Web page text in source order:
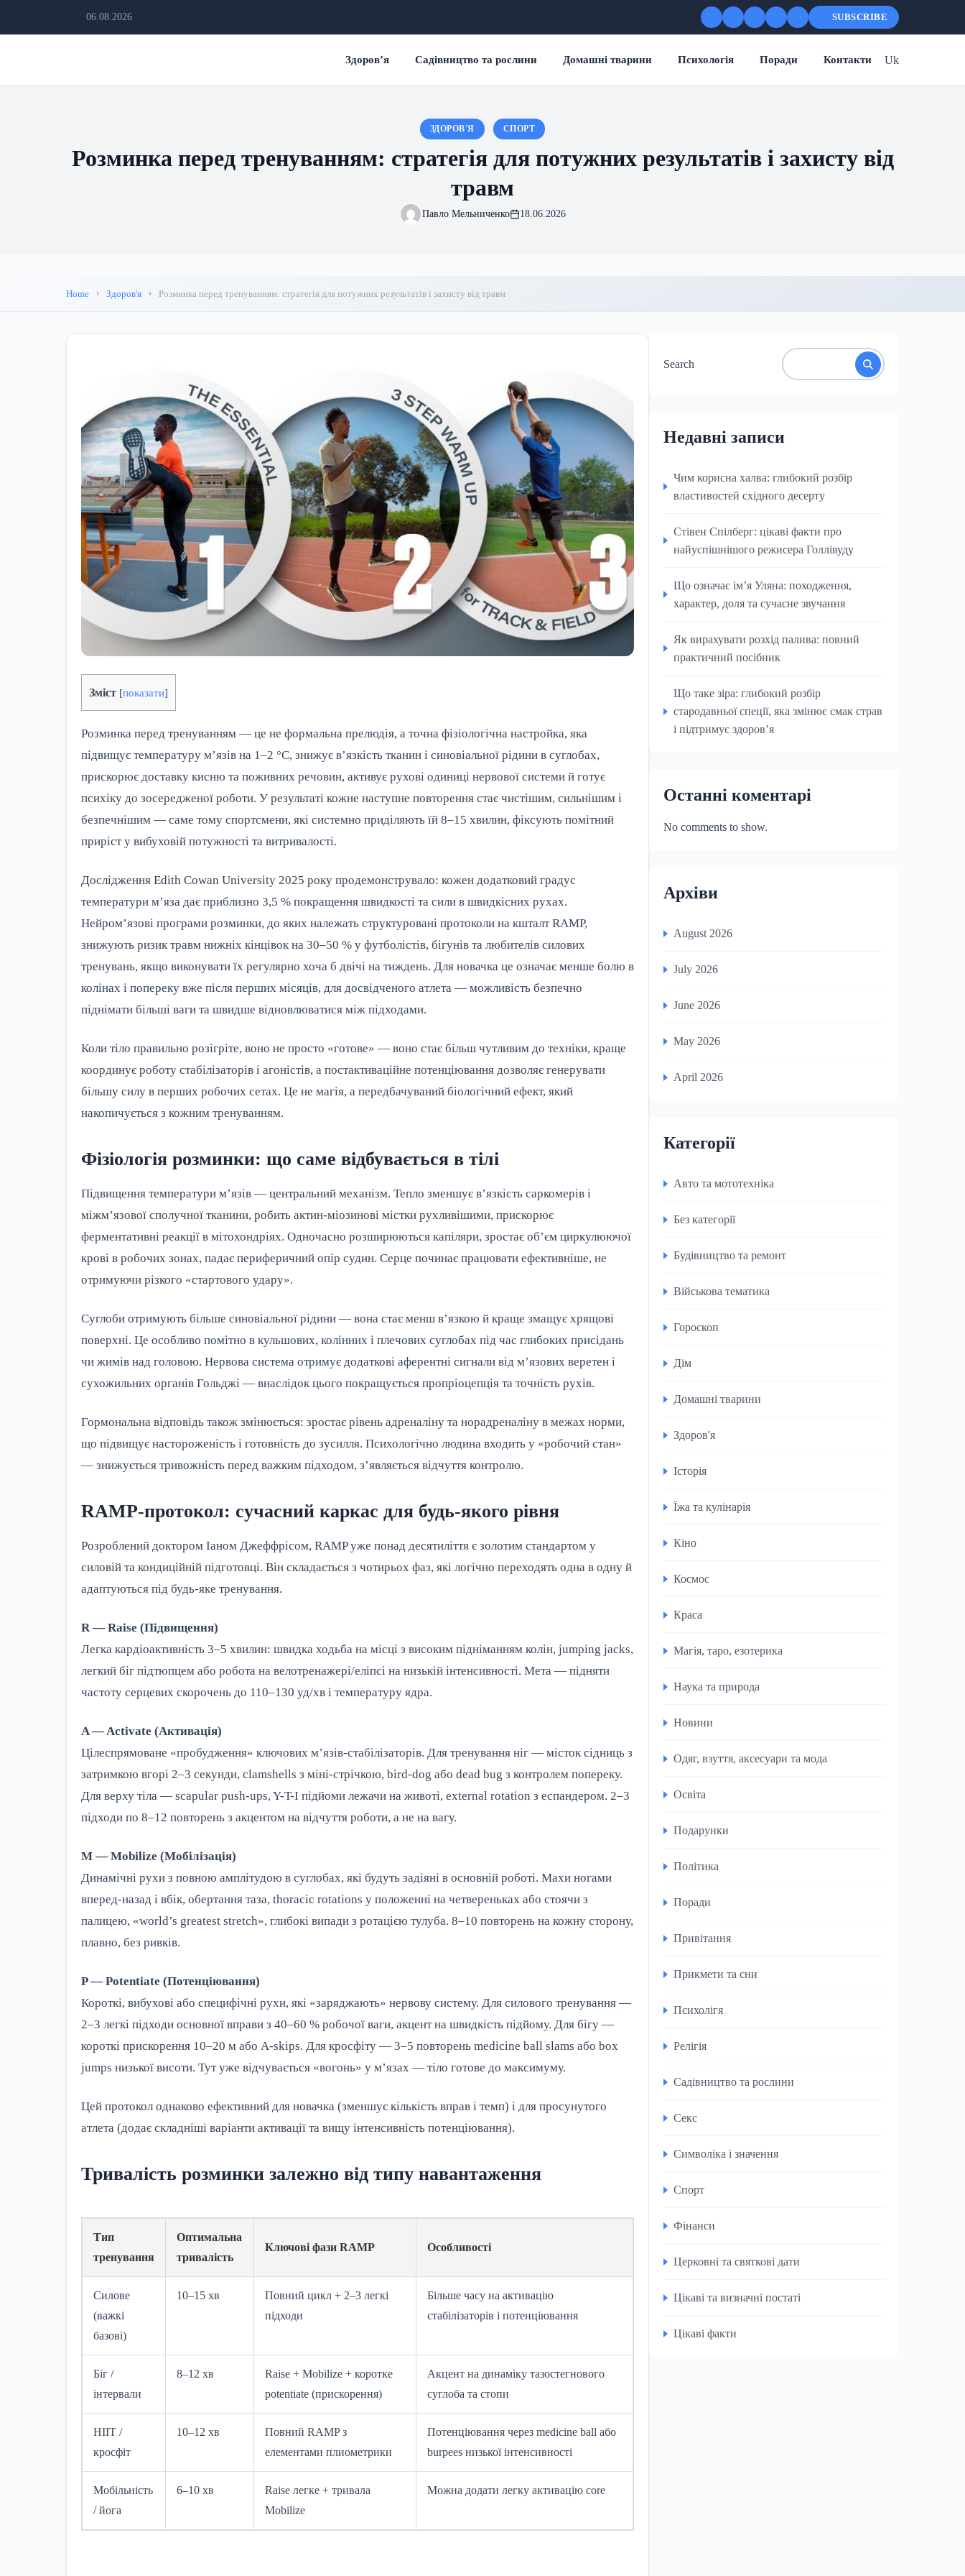
06.08.2026 SUBSCRIBE
Здоров’я Садівництво та рослини Домашні тварини Психологія Поради Контакти Uk
ЗДОРОВ'Я СПОРТ
Розминка перед тренуванням: стратегія для потужних результатів і захисту від
травм
Павло Мельниченко 18.06.2026
Home Здоров'я Розминка перед тренуванням: стратегія для потужних результатів і захисту від травм
Зміст [показати]
Розминка перед тренуванням — це не формальна прелюдія, а точна фізіологічна настройка, яка
підвищує температуру м’язів на 1–2 °C, знижує в’язкість тканин і синовіальної рідини в суглобах,
прискорює доставку кисню та поживних речовин, активує рухові одиниці нервової системи й готує
психіку до зосередженої роботи. У результаті кожне наступне повторення стає чистішим, сильнішим і
безпечнішим — саме тому спортсмени, які системно приділяють їй 8–15 хвилин, фіксують помітний
приріст у вибуховій потужності та витривалості.
Дослідження Edith Cowan University 2025 року продемонструвало: кожен додатковий градус
температури м’яза дає приблизно 3,5 % покращення швидкості та сили в швидкісних рухах.
Нейром’язові програми розминки, до яких належать структуровані протоколи на кшталт RAMP,
знижують ризик травм нижніх кінцівок на 30–50 % у футболістів, бігунів та любителів силових
тренувань, якщо виконувати їх регулярно хоча б двічі на тиждень. Для новачка це означає менше болю в
колінах і попереку вже після перших місяців, для досвідченого атлета — можливість безпечно
піднімати більші ваги та швидше відновлюватися між підходами.
Коли тіло правильно розігріте, воно не просто «готове» — воно стає більш чутливим до техніки, краще
координує роботу стабілізаторів і агоністів, а постактиваційне потенціювання дозволяє генерувати
більшу силу в перших робочих сетах. Це не магія, а передбачуваний біологічний ефект, який
накопичується з кожним тренуванням.
Фізіологія розминки: що саме відбувається в тілі
Підвищення температури м’язів — центральний механізм. Тепло зменшує в’язкість саркомерів і
міжм’язової сполучної тканини, робить актин-міозинові містки рухливішими, прискорює
ферментативні реакції в мітохондріях. Одночасно розширюються капіляри, зростає об’єм циркулюючої
крові в робочих зонах, падає периферичний опір судин. Серце починає працювати ефективніше, не
отримуючи різкого «стартового удару».
Суглоби отримують більше синовіальної рідини — вона стає менш в’язкою й краще змащує хрящові
поверхні. Це особливо помітно в кульшових, колінних і плечових суглобах під час глибоких присідань
чи жимів над головою. Нервова система отримує додаткові аферентні сигнали від м’язових веретен і
сухожильних органів Гольджі — внаслідок цього покращується пропріоцепція та точність рухів.
Гормональна відповідь також змінюється: зростає рівень адреналіну та норадреналіну в межах норми,
що підвищує настороженість і готовність до зусилля. Психологічно людина входить у «робочий стан»
— знижується тривожність перед важким підходом, з’являється відчуття контролю.
RAMP-протокол: сучасний каркас для будь-якого рівня
Розроблений доктором Іаном Джеффрісом, RAMP уже понад десятиліття є золотим стандартом у
силовій та кондиційній підготовці. Він складається з чотирьох фаз, які логічно переходять одна в одну й
адаптуються під будь-яке тренування.
R — Raise (Підвищення)
Легка кардіоактивність 3–5 хвилин: швидка ходьба на місці з високим підніманням колін, jumping jacks,
легкий біг підтюпцем або робота на велотренажері/еліпсі на низькій інтенсивності. Мета — підняти
частоту серцевих скорочень до 110–130 уд/хв і температуру ядра.
A — Activate (Активація)
Цілеспрямоване «пробудження» ключових м’язів-стабілізаторів. Для тренування ніг — місток сідниць з
затримкою вгорі 2–3 секунди, clamshells з міні-стрічкою, bird-dog або dead bug з контролем попереку.
Для верху тіла — scapular push-ups, Y-T-I підйоми лежачи на животі, external rotation з еспандером. 2–3
підходи по 8–12 повторень з акцентом на відчуття роботи, а не на вагу.
M — Mobilize (Мобілізація)
Динамічні рухи з повною амплітудою в суглобах, які будуть задіяні в основній роботі. Махи ногами
вперед-назад і вбік, обертання таза, thoracic rotations у положенні на четвереньках або стоячи з
палицею, «world’s greatest stretch», глибокі випади з ротацією тулуба. 8–10 повторень на кожну сторону,
плавно, без ривків.
P — Potentiate (Потенціювання)
Короткі, вибухові або специфічні рухи, які «заряджають» нервову систему. Для силового тренування —
2–3 легкі підходи основної вправи з 40–60 % робочої ваги, акцент на швидкість підйому. Для бігу —
короткі прискорення 10–20 м або A-skips. Для кросфіту — 3–5 повторень medicine ball slams або box
jumps низької висоти. Тут уже відчувається «вогонь» у м’язах — тіло готове до максимуму.
Цей протокол однаково ефективний для новачка (зменшує кількість вправ і темп) і для просунутого
атлета (додає складніші варіанти активації та вищу інтенсивність потенціювання).
Тривалість розминки залежно від типу навантаження
Тип
тренування
Оптимальна
тривалість
Ключові фази RAMP Особливості
Силове
(важкі
базові)
10–15 хв
Повний цикл + 2–3 легкі
підходи
Більше часу на активацію
стабілізаторів і потенціювання
Біг /
інтервали
8–12 хв
Raise + Mobilize + коротке
potentiate (прискорення)
Акцент на динаміку тазостегнового
суглоба та стопи
HIIT /
кросфіт
10–12 хв
Повний RAMP з
елементами плиометрики
Потенціювання через medicine ball або
burpees низької інтенсивності
Мобільність
/ йога
6–10 хв
Raise легке + тривала
Mobilize
Можна додати легку активацію core
Search
Недавні записи
Чим корисна халва: глибокий розбір
властивостей східного десерту
Стівен Спілберг: цікаві факти про
найуспішнішого режисера Голлівуду
Що означає ім’я Уляна: походження,
характер, доля та сучасне звучання
Як вирахувати розхід палива: повний
практичний посібник
Що таке зіра: глибокий розбір
стародавньої спеції, яка змінює смак страв
і підтримує здоров’я
Останні коментарі
No comments to show.
Архіви
August 2026
July 2026
June 2026
May 2026
April 2026
Категорії
Авто та мототехніка
Без категорії
Будівництво та ремонт
Військова тематика
Гороскоп
Дім
Домашні тварини
Здоров'я
Історія
Їжа та кулінарія
Кіно
Космос
Краса
Магія, таро, езотерика
Наука та природа
Новини
Одяг, взуття, аксесуари та мода
Освіта
Подарунки
Політика
Поради
Привітання
Прикмети та сни
Психолігя
Релігія
Садівництво та рослини
Секс
Символіка і значення
Спорт
Фінанси
Церковні та святкові дати
Цікаві та визначні постаті
Цікаві факти